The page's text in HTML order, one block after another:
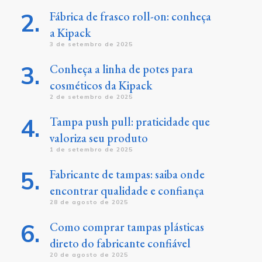
Fábrica de frasco roll-on: conheça
a Kipack
3 de setembro de 2025
Conheça a linha de potes para
cosméticos da Kipack
2 de setembro de 2025
Tampa push pull: praticidade que
valoriza seu produto
1 de setembro de 2025
Fabricante de tampas: saiba onde
encontrar qualidade e confiança
28 de agosto de 2025
Como comprar tampas plásticas
direto do fabricante confiável
20 de agosto de 2025